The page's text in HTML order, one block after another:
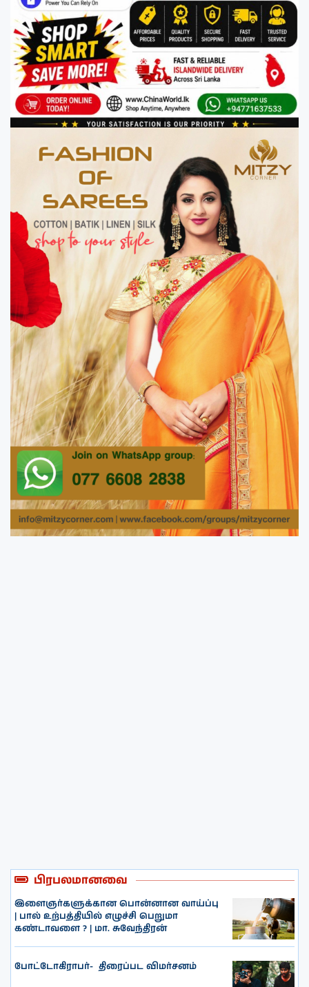
பிரபலமானவை
இளைஞர்களுக்கான பொன்னான வாய்ப்பு
| பால் உற்பத்தியில் எழுச்சி பெறுமா
கண்டாவளை ? | மா. சுவேந்திரன்
போட்டோகிராபர்- ‌ திரைப்பட விமர்சனம்